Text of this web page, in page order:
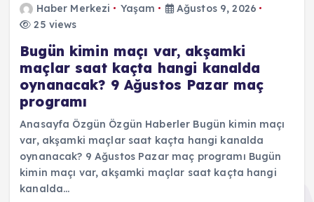
Haber Merkezi Yaşam
Ağustos 9, 2026
25 views
Bugün kimin maçı var, akşamki
maçlar saat kaçta hangi kanalda
oynanacak? 9 Ağustos Pazar maç
programı
Anasayfa Özgün Özgün Haberler Bugün kimin maçı
var, akşamki maçlar saat kaçta hangi kanalda
oynanacak? 9 Ağustos Pazar maç programı Bugün
kimin maçı var, akşamki maçlar saat kaçta hangi
kanalda…